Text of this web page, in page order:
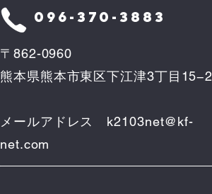
096-370-3883
〒862-0960
熊本県熊本市東区下江津3丁目15−2
メールアドレス k2103net@kf-
net.com